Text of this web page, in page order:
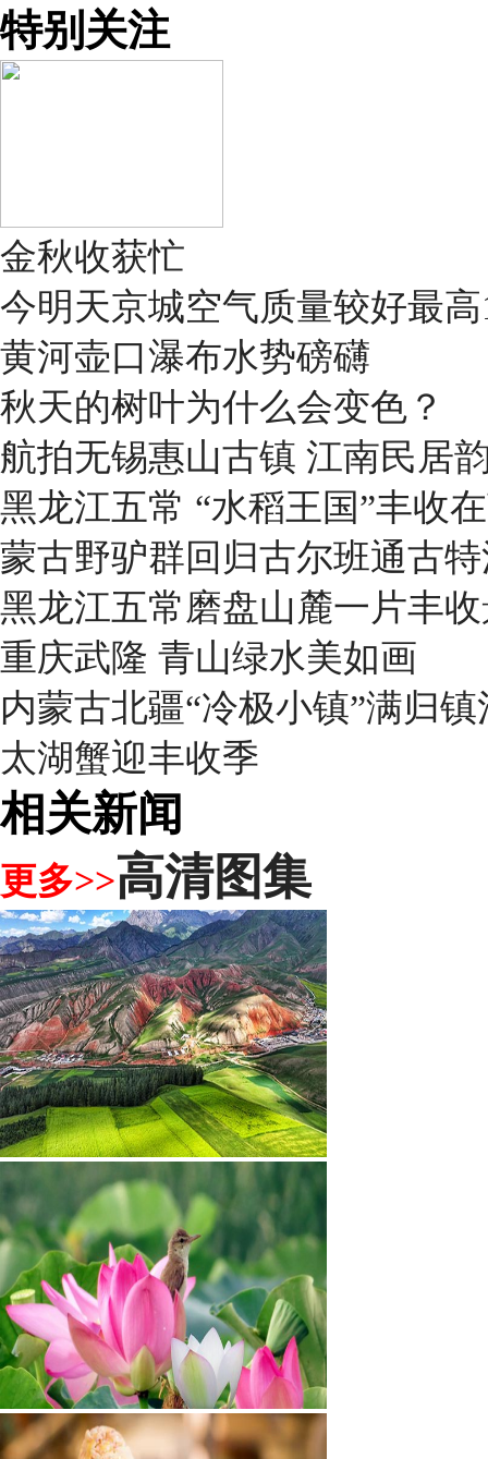
特别关注
金秋收获忙
今明天京城空气质量较好最
黄河壶口瀑布水势磅礴
秋天的树叶为什么会变色？
航拍无锡惠山古镇 江南民居
黑龙江五常 “水稻王国”丰收
蒙古野驴群回归古尔班通古
黑龙江五常磨盘山麓一片丰
重庆武隆 青山绿水美如画
内蒙古北疆“冷极小镇”满归
太湖蟹迎丰收季
相关新闻
更多>>高清图集